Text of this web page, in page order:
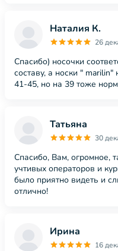
Наталия К.
26
Спасибо) носочки
составу, а носки "
41-45, но на 39 тоже норм
Татьяна
30
Спасибо, Вам, огромное,
учтивых операторов и
было приятно видеть и
отлично!
Ирина
16